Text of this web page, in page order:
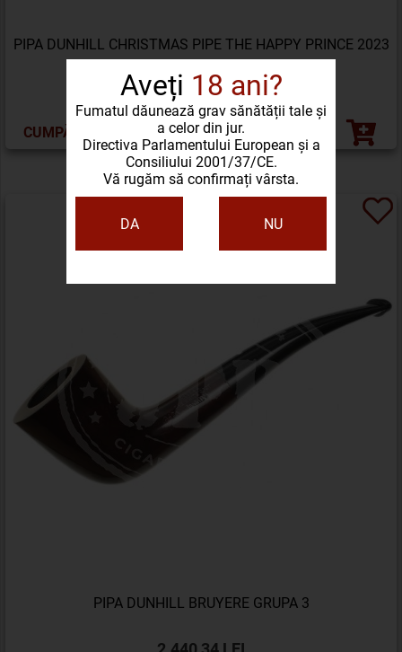
Aveți 18 ani?
Fumatul dăunează grav sănătății tale și
a celor din jur.
Directiva Parlamentului European și a
Consiliului 2001/37/CE.
Vă rugăm să confirmați vârsta.
DA NU
PIPA DUNHILL CHRISTMAS PIPE THE HAPPY PRINCE 2023
11.581,43 LEI
CUMPĂRĂ ACUM
PIPA DUNHILL BRUYERE GRUPA 3